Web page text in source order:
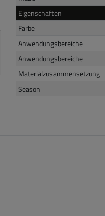
Eigenschaften
Farbe
Anwendungsbereiche
Anwendungsbereiche
Materialzusammensetzung
Season